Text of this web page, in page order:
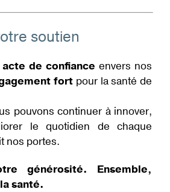
soutien
acte de confiance envers nos
fort pour la santé de
pouvons continuer à innover,
le quotidien de chaque
nos portes.
générosité. Ensemble,
santé.